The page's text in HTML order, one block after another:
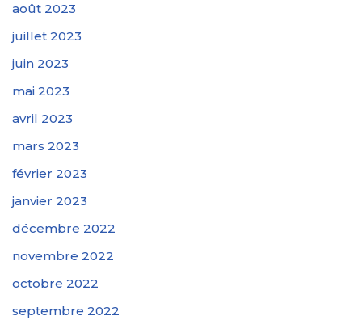
août 2023
juillet 2023
juin 2023
mai 2023
avril 2023
mars 2023
février 2023
janvier 2023
décembre 2022
novembre 2022
octobre 2022
septembre 2022